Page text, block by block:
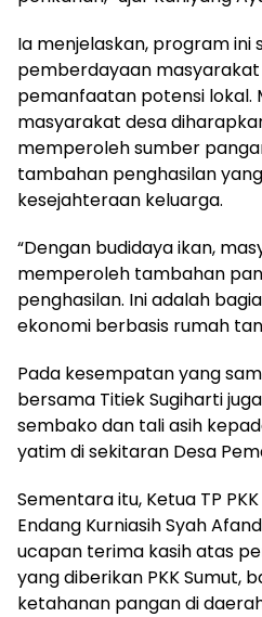
Ia menjelaskan, program ini
pemberdayaan
pemanfaatan potensi lokal.
masyarakat desa
memperoleh sumber
tambahan penghasilan
kesejahteraan keluarga.
“Dengan budidaya ikan,
memperoleh tambahan
penghasilan. Ini adalah
ekonomi berbasis rumah
Pada kesempatan yang
bersama Titiek Sugiharti
sembako dan tali asih
yatim di sekitaran Desa
Sementara itu, Ketua TP
Endang Kurniasih Syah
ucapan terima kasih atas
yang diberikan PKK Sumut,
ketahanan pangan di